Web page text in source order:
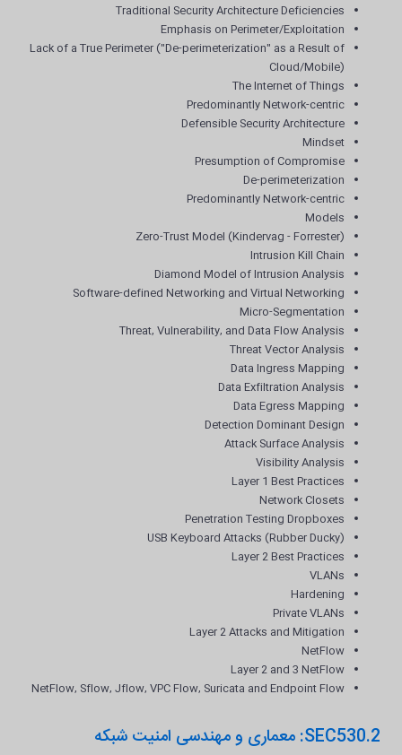
Traditional Security Architecture Deficiencies
Emphasis on Perimeter/Exploitation
Lack of a True Perimeter ("De-perimeterization" as a Result of
Cloud/Mobile)
The Internet of Things
Predominantly Network-centric
Defensible Security Architecture
Mindset
Presumption of Compromise
De-perimeterization
Predominantly Network-centric
Models
Zero-Trust Model (Kindervag - Forrester)
Intrusion Kill Chain
Diamond Model of Intrusion Analysis
Software-defined Networking and Virtual Networking
Micro-Segmentation
Threat, Vulnerability, and Data Flow Analysis
Threat Vector Analysis
Data Ingress Mapping
Data Exfiltration Analysis
Data Egress Mapping
Detection Dominant Design
Attack Surface Analysis
Visibility Analysis
Layer 1 Best Practices
Network Closets
Penetration Testing Dropboxes
USB Keyboard Attacks (Rubber Ducky)
Layer 2 Best Practices
VLANs
Hardening
Private VLANs
Layer 2 Attacks and Mitigation
NetFlow
Layer 2 and 3 NetFlow
NetFlow, Sflow, Jflow, VPC Flow, Suricata and Endpoint Flow
SEC530.2: معماری و مهندسی امنیت شبکه